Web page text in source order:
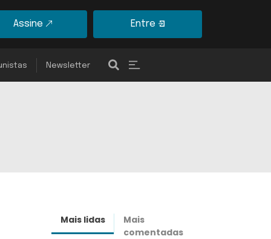
Assine Entre
Newsletter
Mais lidas
Mais
comentadas